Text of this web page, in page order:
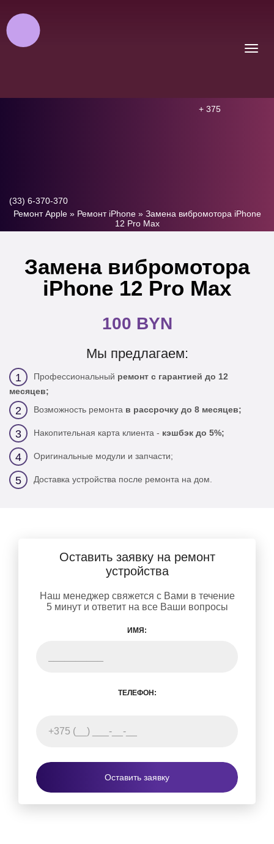
+ 375
(33) 6-370-370
Ремонт Apple» Ремонт iPhone» Замена вибромотора iPhone
12 Pro Max
Замена вибромотора
iPhone 12 Pro Max
100 BYN
Мы предлагаем:
1 Профессиональный ремонт с гарантией до 12
месяцев;
2 Возможность ремонта в рассрочку до 8 месяцев;
3 Накопительная карта клиента - кэшбэк до 5%;
4 Оригинальные модули и запчасти;
5 Доставка устройства после ремонта на дом.
Оставить заявку на ремонт
устройства
Наш менеджер свяжется с Вами в течение
5 минут и ответит на все Ваши вопросы
ИМЯ:
ТЕЛЕФОН:
Оставить заявку